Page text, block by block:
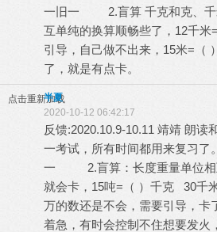
一旧一 2.盲算 千克和克、千
互单纯的换算顺畅些了，12千米
引导，自己做不出来，15米=（
了，就是有点卡。
点击重新加载
半夏
2020-10-12 06:42:17
反馈:2020.10.9-10.11 靖靖 朗读
一考试，所有时间都用来复习了
一 2.盲算：长度重量单位相
就会卡，15吨=（ ）千克 30千
万的数还是不会，需要引导，卡
着急，有时会控制不住想要发火